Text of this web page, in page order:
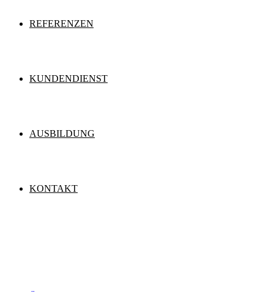
REFERENZEN
KUNDENDIENST
AUSBILDUNG
KONTAKT